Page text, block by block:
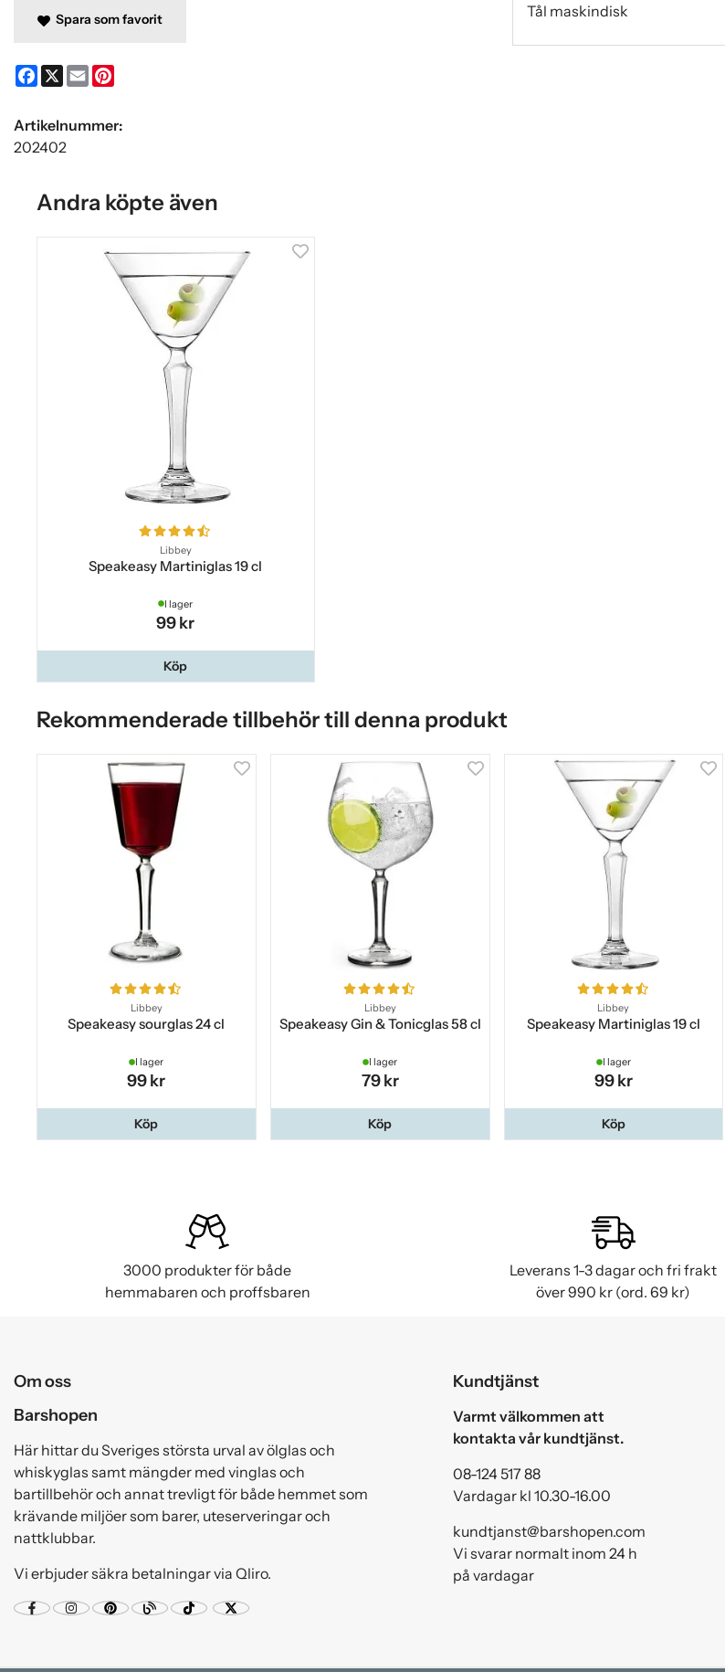
Tål maskindisk
Spara som favorit
Facebook
X Email
Artikelnummer:
202402
Andra köpte även
Libbey
Speakeasy Martiniglas 19 cl
I lager
99 kr
Köp
Rekommenderade tillbehör till denna produkt
Libbey
Speakeasy sourglas 24 cl
I lager
99 kr
Köp
Libbey
Speakeasy Gin & Tonicglas 58 cl
I lager
79 kr
Köp
Libbey
Speakeasy Martiniglas 19 cl
I lager
99 kr
Köp
3000 produkter för både
hemmabaren och proffsbaren
Leverans 1-3 dagar och fri frakt
över 990 kr (ord. 69 kr)
Om oss
Barshopen
Här hittar du Sveriges största urval av ölglas och
whiskyglas samt mängder med vinglas och
bartillbehör och annat trevligt för både hemmet som
krävande miljöer som barer, uteserveringar och
nattklubbar.
Vi erbjuder säkra betalningar via Qliro.
Kundtjänst
Varmt välkommen att
kontakta vår kundtjänst.
08-124 517 88
Vardagar kl 10.30-16.00
kundtjanst@barshopen.com
Vi svarar normalt inom 24 h
på vardagar